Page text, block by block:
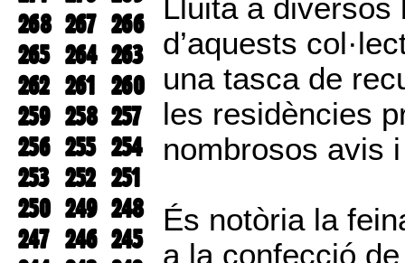
268 267 266
265 264 263
262 261 260
259 258 257
256 255 254
253 252 251
250 249 248
247 246 245
Lluita a diversos
d’aquests
una tasca de
les residències
nombrosos avis
És notòria la
a la confecció